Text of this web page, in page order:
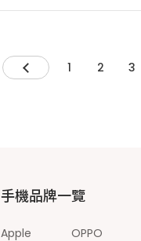
1 2 3
手機品牌一覽
Apple OPPO